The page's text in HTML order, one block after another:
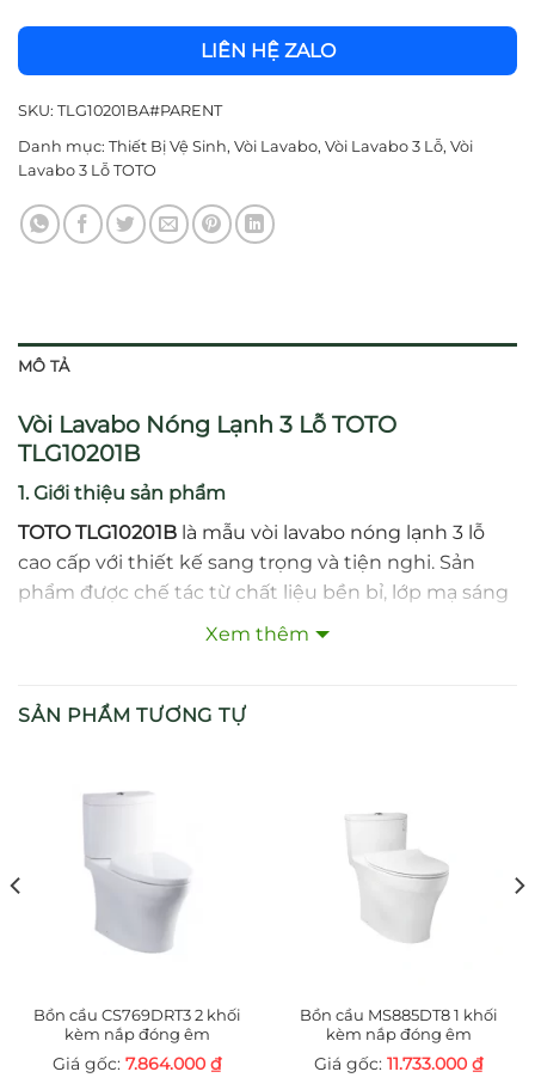
LIÊN HỆ ZALO
SKU: TLG10201BA#PARENT
Danh mục: Thiết Bị Vệ Sinh, Vòi Lavabo, Vòi Lavabo 3 Lỗ, Vòi
Lavabo 3 Lỗ TOTO
MÔ TẢ
Vòi Lavabo Nóng Lạnh 3 Lỗ TOTO
TLG10201B
1. Giới thiệu sản phẩm
TOTO TLG10201B là mẫu vòi lavabo nóng lạnh 3 lỗ
cao cấp với thiết kế sang trọng và tiện nghi. Sản
phẩm được chế tác từ chất liệu bền bỉ, lớp mạ sáng
bóng và công nghệ tiên tiến, mang đến trải nghiệm
Cần gạt gật gù mượt mà, cho phép điều chỉnh
nhiệt độ và lưu lượng nước chính xác.
Lớp mạ Nickel – Crom sáng bóng, chống bong
Chất liệu đồng thau cao cấp, bền đẹp, an toàn
cho sức khỏe người dùng.
Xem thêm
SẢN PHẨM TƯƠNG TỰ
Bồn cầu CS769DRT3 2 khối
kèm nắp đóng êm
7.864.000 ₫
Bồn cầu MS885DT8 1 khối
kèm nắp đóng êm
11.733.000 ₫